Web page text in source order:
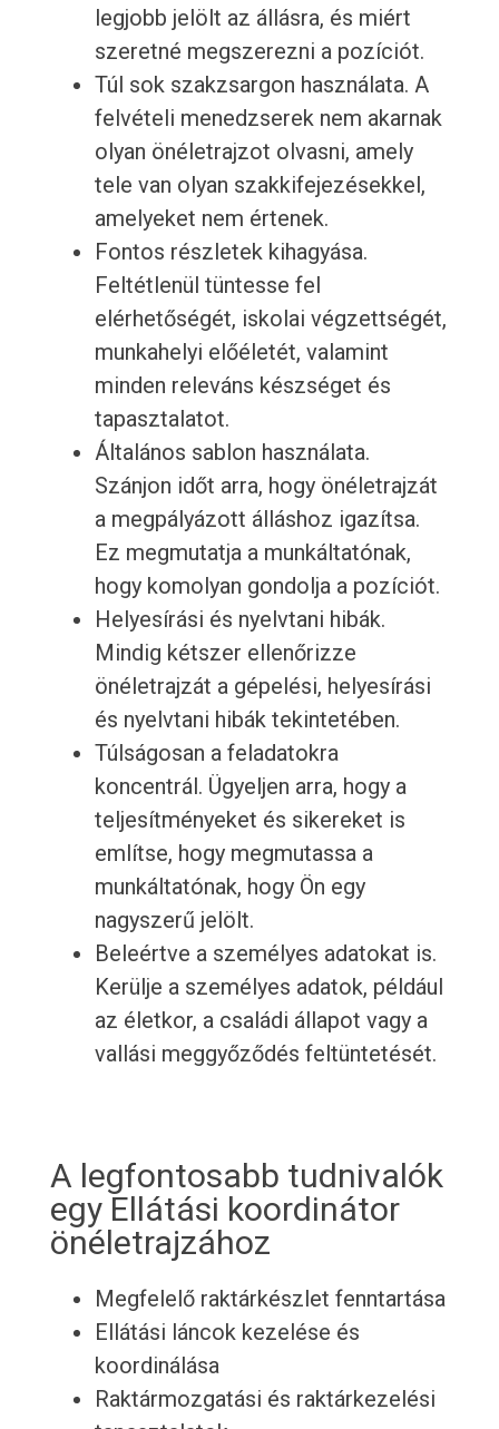
legjobb jelölt az állásra, és miért
szeretné megszerezni a pozíciót.
Túl sok szakzsargon használata. A
felvételi menedzserek nem akarnak
olyan önéletrajzot olvasni, amely
tele van olyan szakkifejezésekkel,
amelyeket nem értenek.
Fontos részletek kihagyása.
Feltétlenül tüntesse fel
elérhetőségét, iskolai végzettségét,
munkahelyi előéletét, valamint
minden releváns készséget és
tapasztalatot.
Általános sablon használata.
Szánjon időt arra, hogy önéletrajzát
a megpályázott álláshoz igazítsa.
Ez megmutatja a munkáltatónak,
hogy komolyan gondolja a pozíciót.
Helyesírási és nyelvtani hibák.
Mindig kétszer ellenőrizze
önéletrajzát a gépelési, helyesírási
és nyelvtani hibák tekintetében.
Túlságosan a feladatokra
koncentrál. Ügyeljen arra, hogy a
teljesítményeket és sikereket is
említse, hogy megmutassa a
munkáltatónak, hogy Ön egy
nagyszerű jelölt.
Beleértve a személyes adatokat is.
Kerülje a személyes adatok, például
az életkor, a családi állapot vagy a
vallási meggyőződés feltüntetését.
A legfontosabb tudnivalók
egy Ellátási koordinátor
önéletrajzához
Megfelelő raktárkészlet fenntartása
Ellátási láncok kezelése és
koordinálása
Raktármozgatási és raktárkezelési